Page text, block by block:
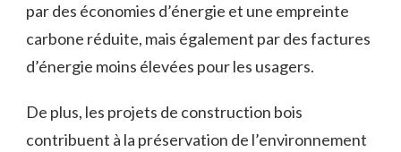
par des ⁤économies d’énergie et​ une empreinte‍
carbone⁣ réduite, ‍mais également par ⁢des factures
d’énergie ‌moins élevées ‍pour les usagers.
De ‍plus, les projets de construction bois
contribuent à la préservation de l’environnement